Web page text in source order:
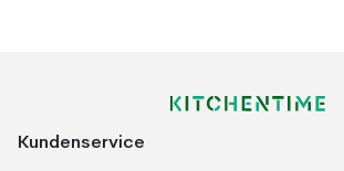
Kundenservice